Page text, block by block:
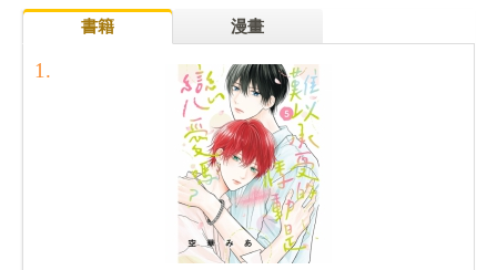
書籍 漫畫